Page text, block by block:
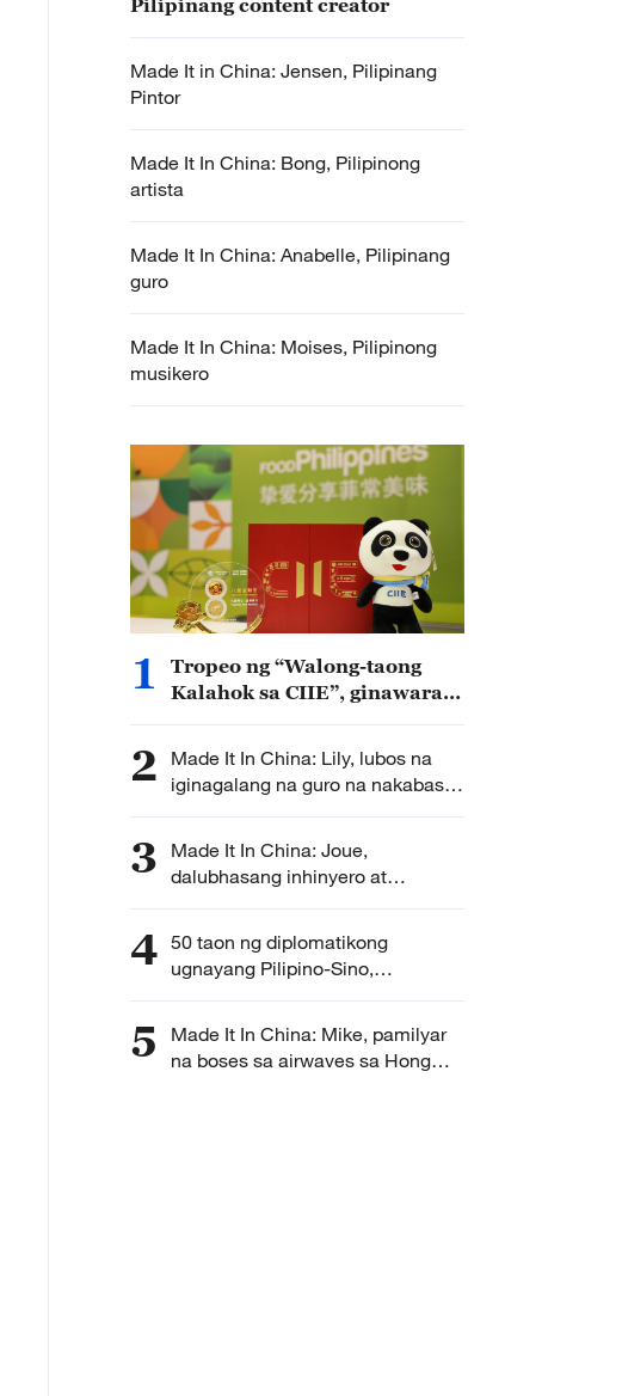
Pilipinang content creator
Made It in China: Jensen, Pilipinang
Pintor
Made It In China: Bong, Pilipinong
artista
Made It In China: Anabelle, Pilipinang
guro
Made It In China: Moises, Pilipinong
musikero
1
Tropeo ng “Walong-taong
Kalahok sa CIIE”, ginawaran
2
Made It In China: Lily, lubos na
iginagalang na guro na nakabase
sa Jiangxi
3
Made It In China: Joue,
dalubhasang inhinyero at
tagapagturo ng world-class na
4 50 taon ng diplomatikong
ugnayang Pilipino-Sino,
ipingdiwang sa pamamagitan ng
5
Made It In China: Mike, pamilyar
na boses sa airwaves sa Hong